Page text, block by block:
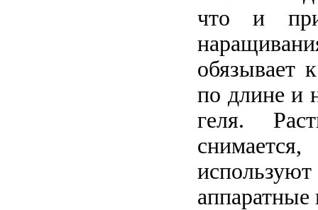
что и при
обязывает
по длине и
геля.
аппаратные